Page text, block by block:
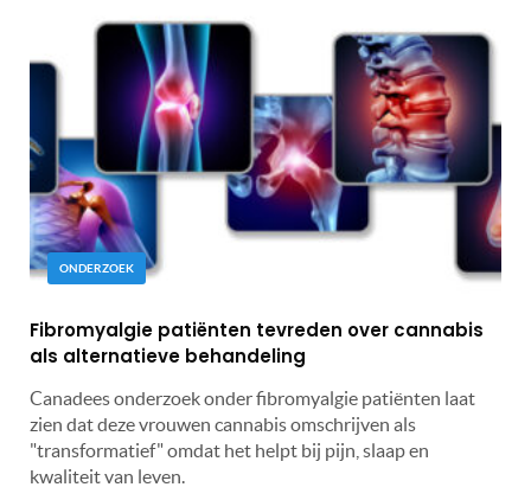
ONDERZOEK
Fibromyalgie patiënten tevreden over cannabis
als alternatieve behandeling
Canadees onderzoek onder fibromyalgie patiënten laat
zien dat deze vrouwen cannabis omschrijven als
"transformatief" omdat het helpt bij pijn, slaap en
kwaliteit van leven.